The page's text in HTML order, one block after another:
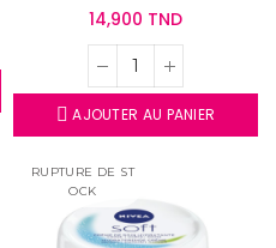
14,900 TND
AJOUTER AU PANIER
RUPTURE DE ST
OCK